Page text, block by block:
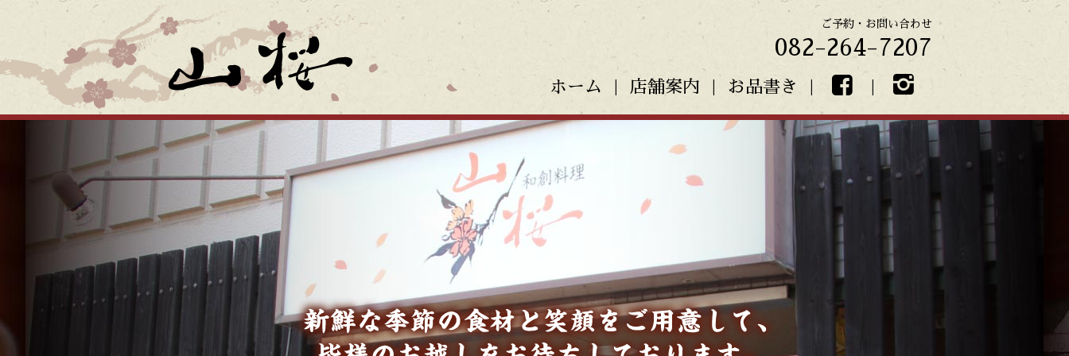
ご予約・お問い合わせ
082-264-7207
ホーム 店舗案内 お品書き